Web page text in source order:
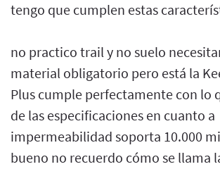
tengo que cumplen estas
no practico trail y no suelo
material obligatorio pero está la
Plus cumple perfectamente con lo
de las especificaciones en cuanto a
impermeabilidad soporta 10.000
bueno no recuerdo cómo se llama